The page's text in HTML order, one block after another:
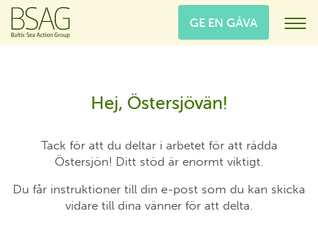
GE EN GÅVA
Hej, Östersjövän!
Tack för att du deltar i arbetet för att rädda
Östersjön! Ditt stöd är enormt viktigt.
Du får instruktioner till din e-post som du kan skicka
vidare till dina vänner för att delta.